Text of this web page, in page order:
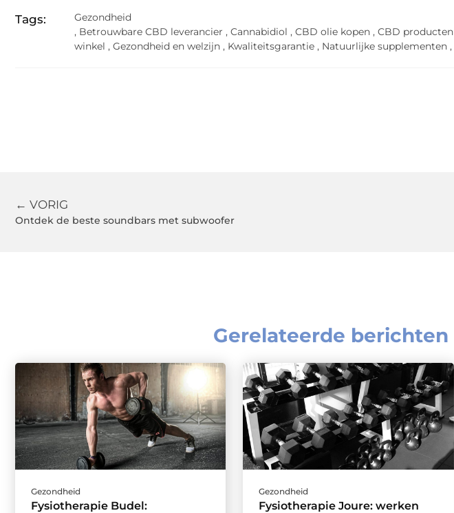
Tags:
Gezondheid
, Betrouwbare CBD leverancier , Cannabidiol , CBD olie kopen , CBD producten
winkel , Gezondheid en welzijn , Kwaliteitsgarantie , Natuurlijke supplementen ,
← VORIG
Ontdek de beste soundbars met subwoofer
Gerelateerde berichten
Gezondheid
Fysiotherapie Budel:
Gezondheid
Fysiotherapie Joure: werken